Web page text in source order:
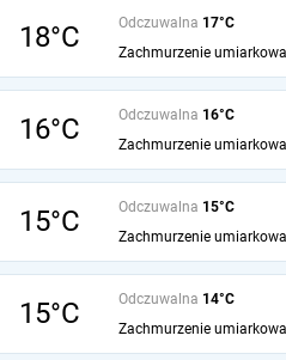
18°C Odczuwalna 17°C
Zachmurzenie
16°C Odczuwalna 16°C
Zachmurzenie
15°C Odczuwalna 15°C
Zachmurzenie
15°C Odczuwalna 14°C
Zachmurzenie